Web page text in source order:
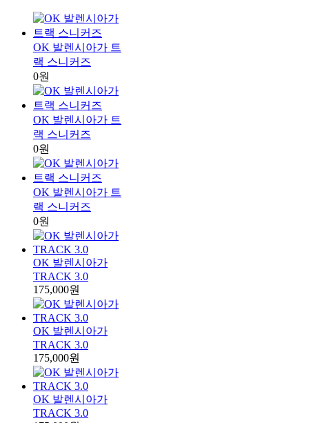
OK 발렌시아가 트
랙 스니커즈
0원
OK 발렌시아가 트
랙 스니커즈
0원
OK 발렌시아가 트
랙 스니커즈
0원
OK 발렌시아가
TRACK 3.0
175,000원
OK 발렌시아가
TRACK 3.0
175,000원
OK 발렌시아가
TRACK 3.0